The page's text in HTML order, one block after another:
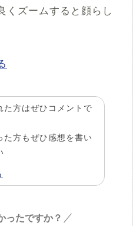
くズームすると顔らし
た方はぜひコメントで
た方もぜひ感想を書い
ったですか？